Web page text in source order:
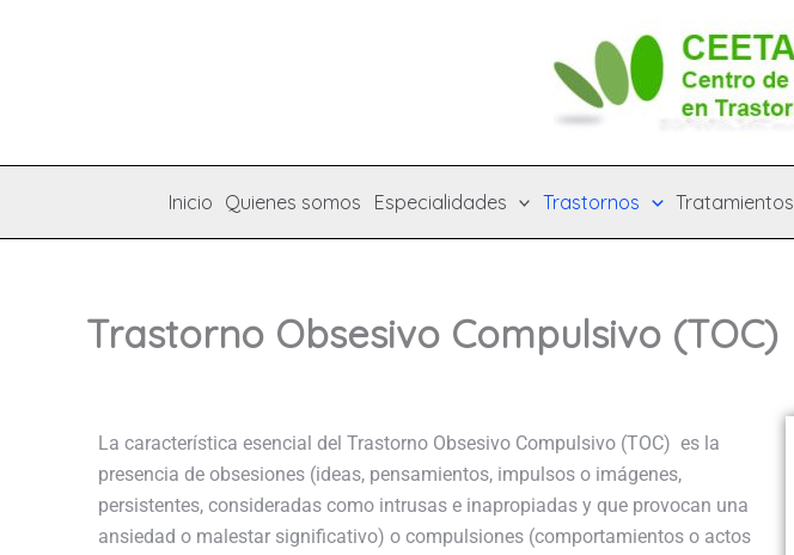
Inicio Quienes somos Especialidades Trastornos Tratamientos
Trastorno Obsesivo Compulsivo (TOC)
La característica esencial del Trastorno Obsesivo Compulsivo (TOC) es la
presencia de obsesiones (ideas, pensamientos, impulsos o imágenes,
persistentes, consideradas como intrusas e inapropiadas y que provocan una
ansiedad o malestar significativo) o compulsiones (comportamientos o actos